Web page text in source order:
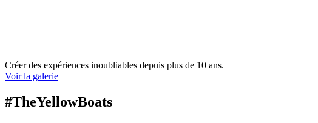
Créer des expériences inoubliables depuis plus de 10 ans.
Voir la galerie
#TheYellowBoats